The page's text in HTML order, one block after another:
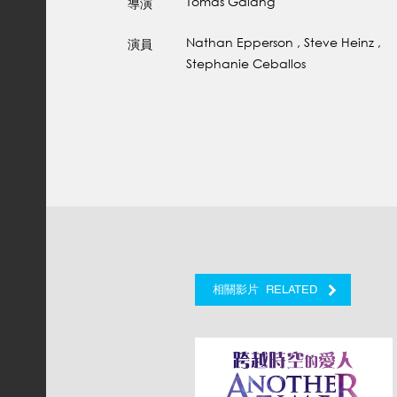
導演
演員
Nathan Epperson , Steve Heinz ,
Stephanie Ceballos
相關影片 RELATED